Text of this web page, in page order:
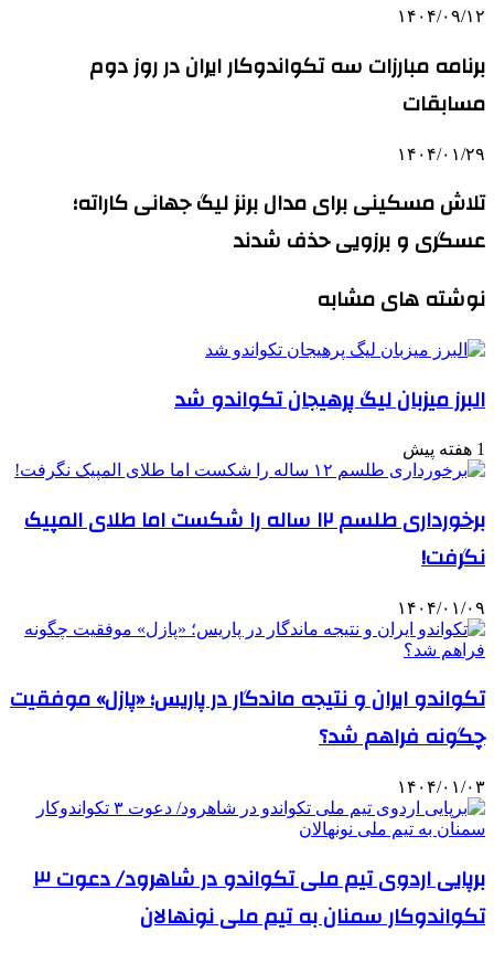
۱۴۰۴/۰۹/۱۲
برنامه مبارزات سه تکواندوکار ایران در روز دوم
مسابقات
۱۴۰۴/۰۱/۲۹
تلاش مسکینی برای مدال برنز لیگ جهانی کاراته؛
عسگری و برزویی حذف شدند
نوشته های مشابه
البرز میزبان لیگ پرهیجان تکواندو شد
1 هفته پیش
برخورداری طلسم ۱۲ ساله را شکست اما طلای المپیک
نگرفت!
۱۴۰۴/۰۱/۰۹
تکواندو ایران و نتیجه ماندگار در پاریس؛ «پازل» موفقیت
چگونه فراهم شد؟
۱۴۰۴/۰۱/۰۳
برپایی اردوی تیم ملی تکواندو در شاهرود/ دعوت ۳
تکواندوکار سمنان به تیم ملی نونهالان